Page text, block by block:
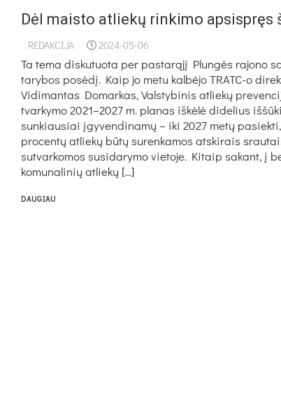
Dėl maisto atliekų rinkimo apsispręs
REDAKCIJA 2024-05-06
Ta tema diskutuota per pastarąjį Plungės rajono
tarybos posėdį. Kaip jo metu kalbėjo TRATC-o
Vidimantas Domarkas, Valstybinis atliekų
tvarkymo 2021–2027 m. planas iškėlė didelius
sunkiausiai įgyvendinamų – iki 2027 metų
procentų atliekų būtų surenkamos atskirais
sutvarkomos susidarymo vietoje. Kitaip sakant, į
komunalinių atliekų […]
DAUGIAU